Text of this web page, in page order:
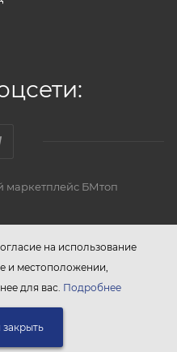
БМтоп
на использование
и местоположении,
для вас. Подробнее